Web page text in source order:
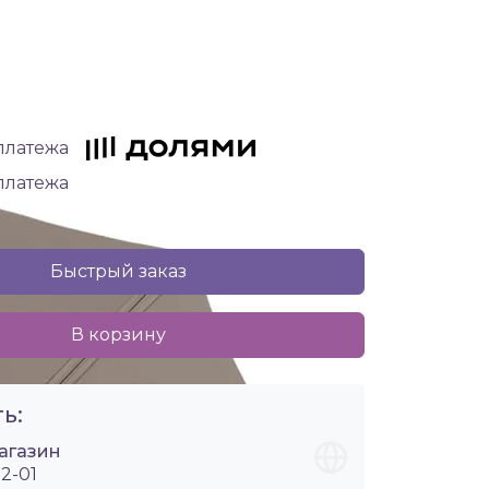
Быстрый заказ
В корзину
01